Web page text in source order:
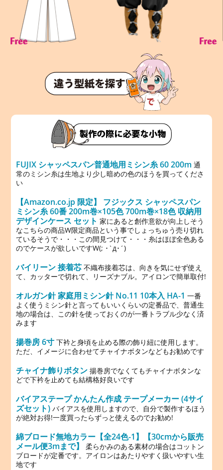
FUJIX シャッペスパン普通地用ミシン糸 60 200m 通
常のミシン糸は生地より少し暗めの色のほうを買ってくださ
い
【Amazon.co.jp 限定】 フジックス シャッペスパン
ミシン糸 60番 200m巻×105色 700m巻×18色 収納用
デザインケース セット 家にあると創作意欲が向上しそう
なこちらの商品W限定商品という事でしょっちゅう売り切れ
ているそうで・・・この間見つけて・・・糸はほぼ全色ある
のでケースが欲しいですW(; ･`д･´)
バイリーン 接着芯 不織布接着芯は、向きを気にせず使え
て、カッターで切れて、リーズナブル。アイロンで簡単取付!
オルガン針 家庭用ミシン針 No.11 10本入 HA-1 一番
よく使うミシン針と言ってもいいくらいの定番品で、普通生
地の場合は、この針を使っておくのが一番トラブル少なく済
みます
揚巻房 6寸 下衿と身頃を止める際の飾り紐に使用します。
ただ、イメージに合わせてチャイナボタンなどもお勧めです
チャイナ飾りボタン揚巻房でなくてもチャイナボタンな
どで下衿を止めても結構格好良いです
バイアステープ かんたん作成 テープメーカー (4サイ
ズセット) バイアスを使用しますので、自分で製作するほう
が絶対お得!一度買ったらずっと使えるのでお勧め!
綿ブロード無地カラー【全24色-1】【30cmから販売
メール便3mまで】柔らかみのある素材の場合はコットン
ブロードが定番です。アイロンはあたりやすく扱いやすい生
地です